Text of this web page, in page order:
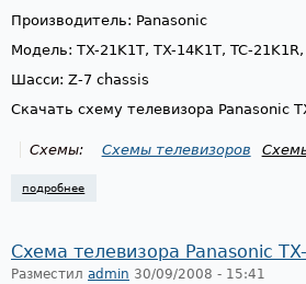
Производитель: Panasonic
Модель: TX-21K1T, TX-14K1T, TC-21K1R,
Шасси: Z-7 chassis
Скачать схему телевизора Panasonic
Схемы: Схемы телевизоров
подробнее
Схема телевизора Panasonic
Разместил admin 30/09/2008 - 15:41